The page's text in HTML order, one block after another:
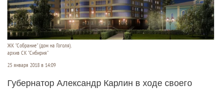
ЖК "Собрание" (дом на Гоголя).
архив СК "Сибирия"
25 января 2018 в 14:09
Губернатор Александр Карлин в ходе своего